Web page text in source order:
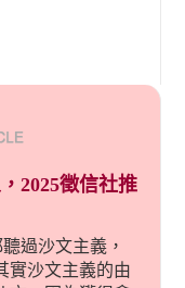
2025徵信社推
過沙文主義，
實沙文主義的由